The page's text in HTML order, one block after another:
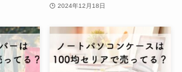
2024年12月18日